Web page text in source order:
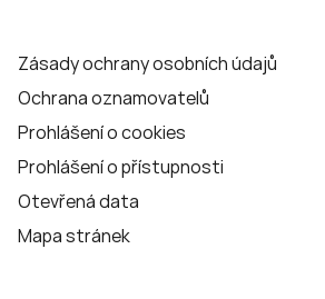
Zásady ochrany osobních údajů
Ochrana oznamovatelů
Prohlášení o cookies
Prohlášení o přístupnosti
Otevřená data
Mapa stránek